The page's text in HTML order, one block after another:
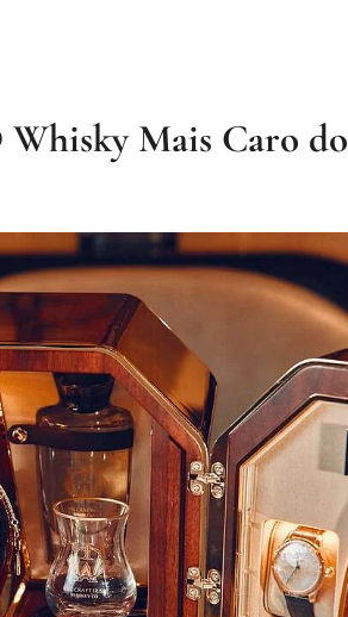
Mais Caro do